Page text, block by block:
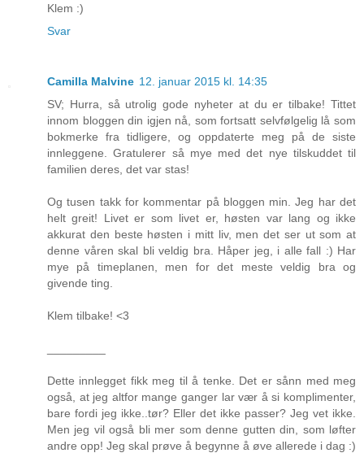
Klem :)
Svar
Camilla Malvine 12. januar 2015 kl. 14:35
SV; Hurra, så utrolig gode nyheter at du er tilbake! Tittet
innom bloggen din igjen nå, som fortsatt selvfølgelig lå som
bokmerke fra tidligere, og oppdaterte meg på de siste
innleggene. Gratulerer så mye med det nye tilskuddet til
familien deres, det var stas!
Og tusen takk for kommentar på bloggen min. Jeg har det
helt greit! Livet er som livet er, høsten var lang og ikke
akkurat den beste høsten i mitt liv, men det ser ut som at
denne våren skal bli veldig bra. Håper jeg, i alle fall :) Har
mye på timeplanen, men for det meste veldig bra og
givende ting.
Klem tilbake! <3
Dette innlegget fikk meg til å tenke. Det er sånn med meg
også, at jeg altfor mange ganger lar vær å si komplimenter,
bare fordi jeg ikke..tør? Eller det ikke passer? Jeg vet ikke.
Men jeg vil også bli mer som denne gutten din, som løfter
andre opp! Jeg skal prøve å begynne å øve allerede i dag :)